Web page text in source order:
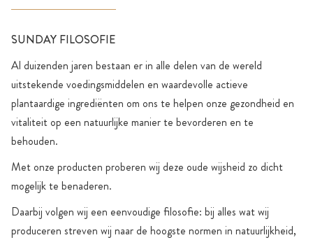
SUNDAY FILOSOFIE
Al duizenden jaren bestaan er in alle delen van de wereld
uitstekende voedingsmiddelen en waardevolle actieve
plantaardige ingrediënten om ons te helpen onze gezondheid en
vitaliteit op een natuurlijke manier te bevorderen en te
behouden.
Met onze producten proberen wij deze oude wijsheid zo dicht
mogelijk te benaderen.
Daarbij volgen wij een eenvoudige filosofie: bij alles wat wij
produceren streven wij naar de hoogste normen in natuurlijkheid,